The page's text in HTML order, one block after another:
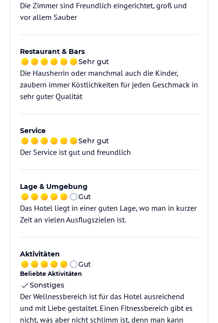
Die Zimmer sind Freundlich eingerichtet, groß und
vor allem Sauber
Restaurant & Bars
Sehr gut
Die Hausherrin oder manchmal auch die Kinder,
zaubern immer Köstlichkeiten für jeden Geschmack in
sehr guter Qualität
Service
Sehr gut
Der Service ist gut und freundlich
Lage & Umgebung
Gut
Das Hotel liegt in einer guten Lage, wo man in kurzer
Zeit an vielen Ausflugszielen ist.
Aktivitäten
Gut
Beliebte Aktivitäten
Sonstiges
Der Wellnessbereich ist für das Hotel ausreichend
und mit Liebe gestaltet. Einen Fitnessbereich gibt es
nicht, was aber nicht schlimm ist, denn man kann